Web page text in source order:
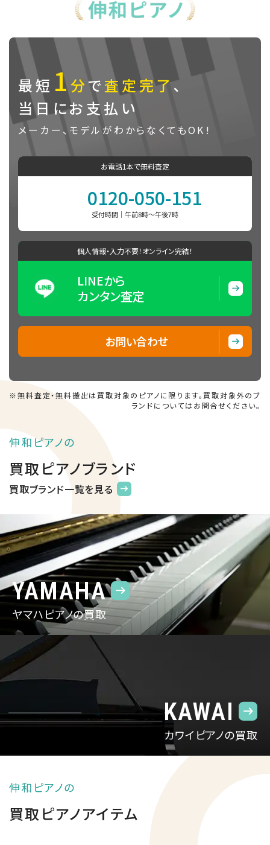
最短 1分で 査定完了､
当日にお支払い
メーカー、モデルがわからなくてもOK!
お電話1本で無料査定
0120-050-151
受付時間｜午前8時〜午後7時
個人情報・入力不要！オンライン完結！
LINEから
カンタン査定
お問い合わせ
※無料査定・無料搬出は買取対象のピアノに限ります。買取対象外のブ
ランドについてはお問合せください。
伸和ピアノの
買取ピアノブランド
買取ブランド一覧を見る
YAMAHA
ヤマハピアノの買取
KAWAI
カワイピアノの買取
伸和ピアノの
買取ピアノアイテム